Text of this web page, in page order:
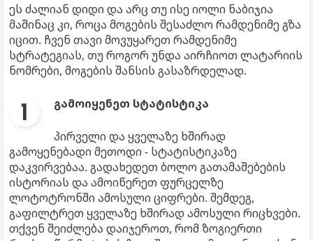
ეს ძალიან დიდი და არც თუ ისე იოლი ნაბიჯია
მაშინაც კი, როცა მოგების შესაძლო რამდენიმე გზა
იცით. ჩვენ თავი მოვუყარეთ რამდენიმე
სტრატეგიას, თუ როგორ უნდა აირჩიოთ ლატარიის
ნომრები, მოგების შანსის გასაზრდელად.
გამოიყენეთ სტატისტიკა
პირველი და ყველაზე ხშირად
გამოყენებადი მეთოდი - სტატისტიკაზე
დაკვირვებაა. გადახედეთ ბოლო გათამაშებების
ისტორიას და ამოიწერეთ ფურცელზე
ლოტოტრონში ამოსული ციფრები. შემდეგ,
გაფილტრეთ ყველაზე ხშირად ამოსული რიცხვები.
თქვენ შეიძლება დაიჯეროთ, რომ ზოგიერთი